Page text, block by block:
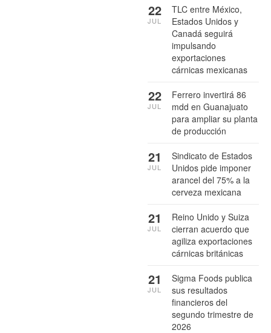
TLC entre México,
Estados Unidos y
Canadá seguirá
impulsando
exportaciones
cárnicas mexicanas
22
JUL
Ferrero invertirá 86
mdd en Guanajuato
para ampliar su planta
de producción
22
JUL
Sindicato de Estados
Unidos pide imponer
arancel del 75% a la
cerveza mexicana
21
JUL
Reino Unido y Suiza
cierran acuerdo que
agiliza exportaciones
cárnicas británicas
21
JUL
Sigma Foods publica
sus resultados
financieros del
segundo trimestre de
2026
21
JUL